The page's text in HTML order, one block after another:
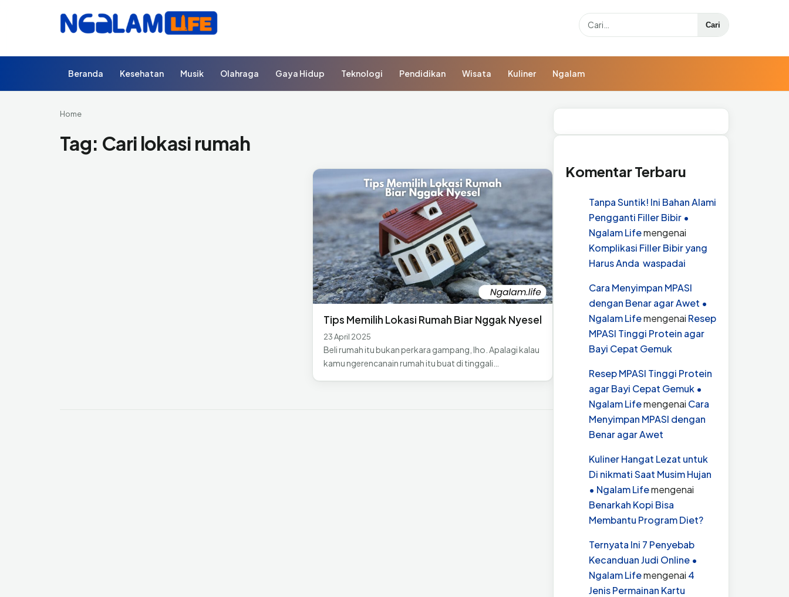
Search Cari
Beranda Kesehatan Musik Olahraga Gaya Hidup Teknologi Pendidikan Wisata Kuliner Ngalam
Home
Tag: Cari lokasi rumah
Tips Memilih Lokasi Rumah Biar Nggak Nyesel
23 April 2025
Beli rumah itu bukan perkara gampang, lho. Apalagi kalau
kamu ngerencanain rumah itu buat di tinggali…
Komentar Terbaru
Tanpa Suntik! Ini Bahan Alami
Pengganti Filler Bibir •
Ngalam Lifemengenai
Komplikasi Filler Bibir yang
Harus Anda waspadai
Cara Menyimpan MPASI
dengan Benar agar Awet •
Ngalam Lifemengenai Resep
MPASI Tinggi Protein agar
Bayi Cepat Gemuk
Resep MPASI Tinggi Protein
agar Bayi Cepat Gemuk •
Ngalam Lifemengenai Cara
Menyimpan MPASI dengan
Benar agar Awet
Kuliner Hangat Lezat untuk
Di nikmati Saat Musim Hujan
• Ngalam Lifemengenai
Benarkah Kopi Bisa
Membantu Program Diet?
Ternyata Ini 7 Penyebab
Kecanduan Judi Online •
Ngalam Lifemengenai 4
Jenis Permainan Kartu